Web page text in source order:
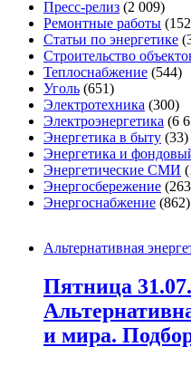
Пресс-релиз (2 009)
Ремонтные работы
Статьи по энергетике
Строительство
Теплоснабжение (544)
Уголь (651)
Электротехника (300)
Электроэнергетика (6
Энергетика в быту (33)
Энергетика и
Энергетические СМИ
Энергосбережение
Энергоснабжение (862)
Альтернативная
Пятница
и мира.